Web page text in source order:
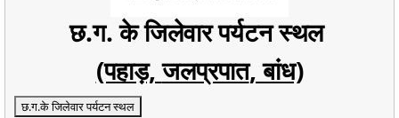
छ.ग. के जिलेवार पर्यटन स्थल
(पहाड़,जलप्रपात, बांध)
छ.ग.के जिलेवार पर्यटन स्थल